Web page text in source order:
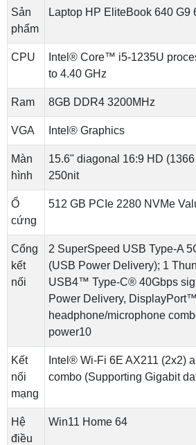
Sản
phẩm
Laptop HP EliteBook 640 G9
CPU
Intel® Core™ i5-1235U
to 4.40 GHz
Ram 8GB DDR4 3200MHz
VGA Intel® Graphics
Màn
hình
15.6" diagonal 16:9 HD
250nit
Ổ
cứng
512 GB PCIe 2280 NVMe
Cổng
kết
nối
2 SuperSpeed USB Type-A
(USB Power Delivery); 1
USB4™ Type-C® 40Gbps
Power Delivery,
headphone/microphone
power10
Kết
nối
mạng
Intel® Wi-Fi 6E AX211 (2x2)
combo (Supporting Gigabit
Hệ
điều
Win11 Home 64